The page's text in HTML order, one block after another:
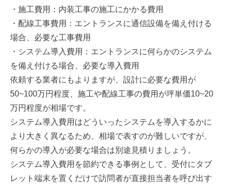
・施工費用：内装工事の施工にかかる費用
・配線工事費用：エントランスに通信設備を備え付ける
場合、必要な工事費用
・システム導入費用：エントランスに何らかのシステム
を備え付ける場合、必要な導入費用
依頼する業者にもよりますが、設計に必要な費用が
50~100万円程度、施工や配線工事の費用が坪単価10~20
万円程度が相場です。
システム導入費用はどういったシステムを導入するかに
より大きく異なるため、相場で表すのが難しいですが、
何らかの導入が必要な場合は別途見積りましょう。
システム導入費用を節約できる事例として、受付にタブ
レット端末を置くだけで訪問者が直接担当者を呼び出す